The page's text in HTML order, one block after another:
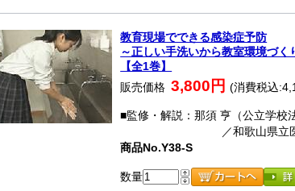
教育現場でできる感染症予防
～正しい手洗いから教室環境づく
【全1巻】
販売価格 3,800円 (消費税込
■監修・解説：那須 亨（公立学校
／和歌山県立医科大学
商品No.Y38-S
数量